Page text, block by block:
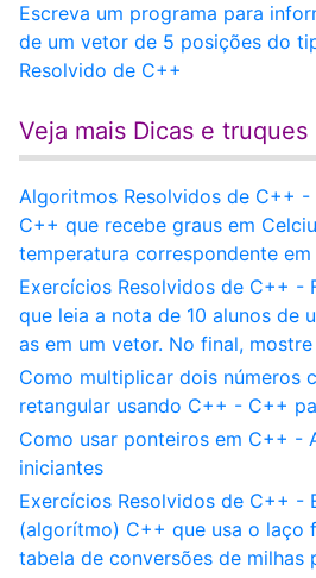
Escreva um programa para
de um vetor de 5 posições do
Resolvido de C++
Veja mais Dicas e truques
Algoritmos Resolvidos de C++ -
C++ que recebe graus em
temperatura correspondente em
Exercícios Resolvidos de C++ -
que leia a nota de 10 alunos de
as em um vetor. No final, mostre
Como multiplicar dois números
retangular usando C++ - C++
Como usar ponteiros em C++ -
iniciantes
Exercícios Resolvidos de C++ -
(algorítmo) C++ que usa o laço
tabela de conversões de milhas